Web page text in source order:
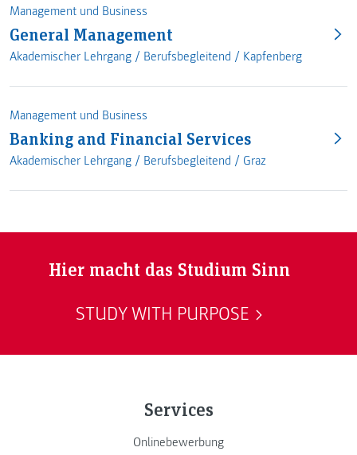
Management und Business
General Management
Akademischer Lehrgang / Berufsbegleitend / Kapfenberg
Management und Business
Banking and Financial Services
Akademischer Lehrgang / Berufsbegleitend / Graz
Hier macht das Studium Sinn
STUDY WITH PURPOSE
Services
Onlinebewerbung